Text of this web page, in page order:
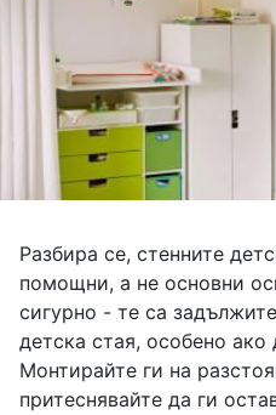
Разбира се, стенните
помощни, а не основни
сигурно - те са
детска стая, особено
Монтирайте ги на
притеснявайте да ги